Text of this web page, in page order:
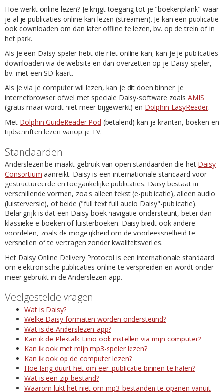
Hoe werkt online lezen? Je krijgt toegang tot je "boekenplank" waar
je al je publicaties online kan lezen (streamen). Je kan een publicatie
ook downloaden om dan later offline te lezen, bv. op de trein of in
het park.
Als je een Daisy-speler hebt die niet online kan, kan je je publicaties
downloaden via de website en dan overzetten op je Daisy-speler,
bv. met een SD-kaart.
Als je via je computer wil lezen, kan je dit doen binnen je
internetbrowser ofwel met speciale Daisy-software zoals AMIS
(gratis maar wordt niet meer bijgewerkt) en Dolphin EasyReader.
Met Dolphin GuideReader Pod (betalend) kan je kranten, boeken en
tijdschriften lezen vanop je TV.
Standaarden
Anderslezen.be maakt gebruik van open standaarden die het Daisy
Consortium aanreikt. Daisy is een internationale standaard voor
gestructureerde en toegankelijke publicaties. Daisy bestaat in
verschillende vormen, zoals alleen tekst (e-publicatie), alleen audio
(luisterversie), of beide ("full text full audio Daisy"-publicatie).
Belangrijk is dat een Daisy-boek navigatie ondersteunt, beter dan
klassieke e-boeken of luisterboeken. Daisy biedt ook andere
voordelen, zoals de mogelijkheid om de voorleessnelheid te
versnellen of te vertragen zonder kwaliteitsverlies.
Het Daisy Online Delivery Protocol is een internationale standaard
om elektronische publicaties online te verspreiden en wordt onder
meer gebruikt in de Anderslezen-app.
Veelgestelde vragen
Wat is Daisy?
Welke Daisy-formaten worden ondersteund?
Wat is de Anderslezen-app?
Kan ik de Plextalk Linio ook instellen via mijn computer?
Kan ik ook met mijn mp3-speler lezen?
Kan ik ook op de computer lezen?
Hoe lang duurt het om een publicatie binnen te halen?
Wat is een zip-bestand?
Waarom lukt het niet om mp3-bestanden te openen vanuit